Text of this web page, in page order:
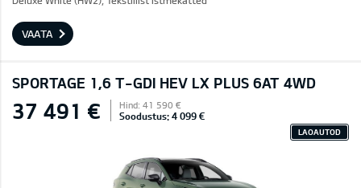
VAATA
SPORTAGE 1,6 T-GDI HEV LX PLUS 6AT 4WD
37 491 € Hind: 41 590 €
Soodustus: 4 099 €
LAOAUTOD